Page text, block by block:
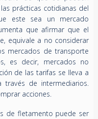
prácticas cotidianas del
este sea un mercado
que afirmar que el
equivale a no considerar
mercados de transporte
es decir, mercados no
de las tarifas se lleva a
de intermediarios.
acciones.
de fletamento puede ser